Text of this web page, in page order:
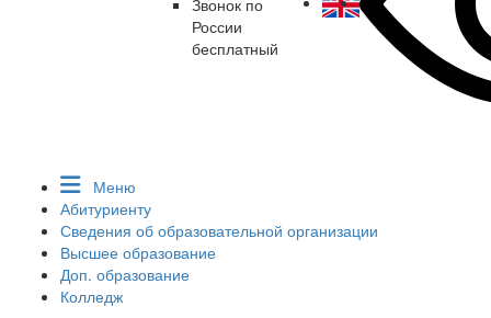
Звонок по
России
бесплатный
Меню
Абитуриенту
Сведения об образовательной организации
Высшее образование
Доп. образование
Колледж